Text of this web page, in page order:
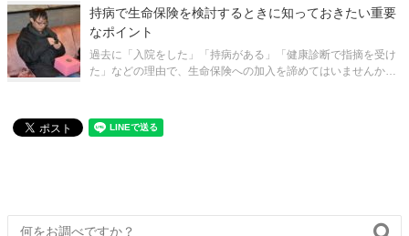
で、たとえば、A
持病で生命保険を検討するときに知っておきたい重要
なポイント
過去に「入院をした」「持病がある」「健康診断で指摘を受け
た」などの理由で、生命保険への加入を諦めてはいませんか？
た、1社から加入